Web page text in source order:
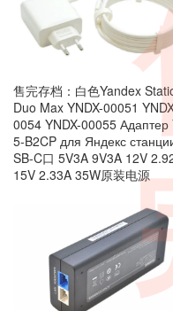
售完存档：白色Yandex
Duo Max YNDX-00051
0054 YNDX-00055 Адаптер
5-B2CP для Яндекс
SB-C口 5V3A 9V3A 12V
15V 2.33A 35W原装电源